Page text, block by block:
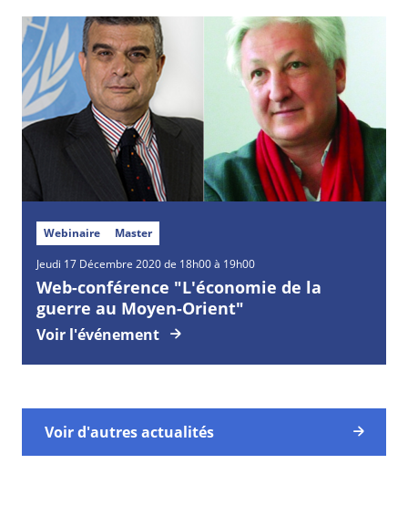
Webinaire Master
Jeudi 17 Décembre 2020 de 18h00 à 19h00
Web-conférence "L'économie de la
guerre au Moyen-Orient"
Voir l'événement
Voir d'autres actualités